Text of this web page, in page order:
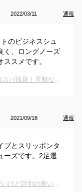
2022/03/11 通報
のビジネスシュ
く、ロングノーズ
スメです。
メンズビジネスシューズ｜5000円以内でコスパ抜群！革靴など人気のおすすめは？
2021/09/18 通報
プとスリッポンタ
ーズです。2足選
メンズ通勤靴｜オフィスカジュアルに！安いけど評判の良い通勤シューズのおすすめは？